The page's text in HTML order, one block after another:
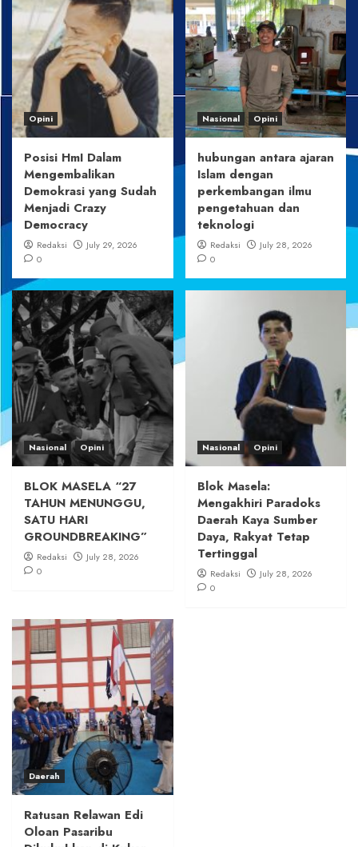
Opini
Posisi HmI Dalam
Mengembalikan
Demokrasi yang Sudah
Menjadi Crazy
Democracy
Redaksi
July 29, 2026
0
Nasional Opini
hubungan antara ajaran
Islam dengan
perkembangan ilmu
pengetahuan dan
teknologi
Redaksi
July 28, 2026
0
Nasional Opini
BLOK MASELA “27
TAHUN MENUNGGU,
SATU HARI
GROUNDBREAKING”
Redaksi
July 28, 2026
0
Nasional Opini
Blok Masela:
Mengakhiri Paradoks
Daerah Kaya Sumber
Daya, Rakyat Tetap
Tertinggal
Redaksi
July 28, 2026
0
Daerah
Ratusan Relawan Edi
Oloan Pasaribu